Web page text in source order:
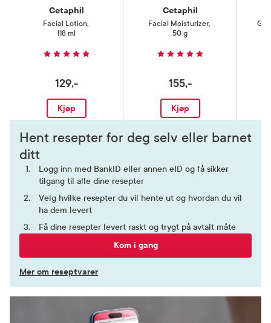
Cetaphil
Facial Lotion,
118 ml
129,-
Kjøp
Cetaphil
Facial Moisturizer,
50 g
155,-
Kjøp
Hent resepter for deg selv eller barnet
ditt
Logg inn med BankID eller annen eID og få sikker
tilgang til alle dine resepter
Velg hvilke resepter du vil hente ut og hvordan du vil
ha dem levert
Få dine resepter levert raskt og trygt på avtalt måte
Kom i gang
Mer om reseptvarer